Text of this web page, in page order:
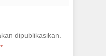
dipublikasikan.
*